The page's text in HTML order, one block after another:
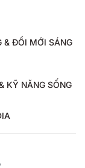
& ĐỔI MỚI SÁNG
KỸ NĂNG SỐNG